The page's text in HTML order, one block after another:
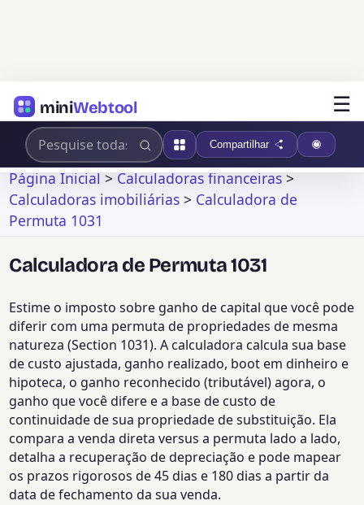
miniWebtool ☰
Compartilhar
Página Inicial>Calculadoras financeiras>
Calculadoras imobiliárias > Calculadora de
Permuta 1031
Calculadora de Permuta 1031
Estime o imposto sobre ganho de capital que você pode
diferir com uma permuta de propriedades de mesma
natureza (Section 1031). A calculadora calcula sua base
de custo ajustada, ganho realizado, boot em dinheiro e
hipoteca, o ganho reconhecido (tributável) agora, o
ganho que você difere e a base de custo de
continuidade de sua propriedade de substituição. Ela
compara a venda direta versus a permuta lado a lado,
detalha a recuperação de depreciação e pode mapear
os prazos rigorosos de 45 dias e 180 dias a partir da
data de fechamento da sua venda.